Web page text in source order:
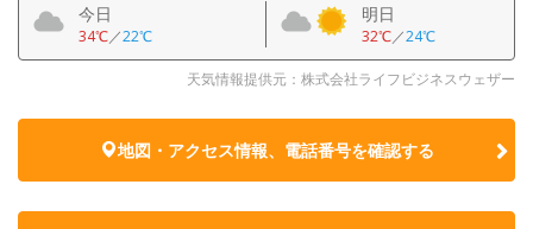
今日
34℃／22℃
明日
32℃／24℃
天気情報提供元：株式会社ライフビジネスウェザー
地図・アクセス情報、電話番号を確認する